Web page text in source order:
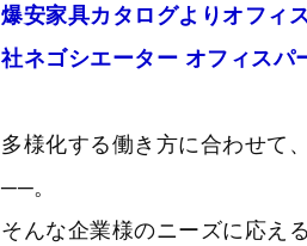
爆安家具カタログよりオフ
社ネゴシエーター オフィス
多様化する働き方に合わせて
──。
そんな企業様のニーズに応え